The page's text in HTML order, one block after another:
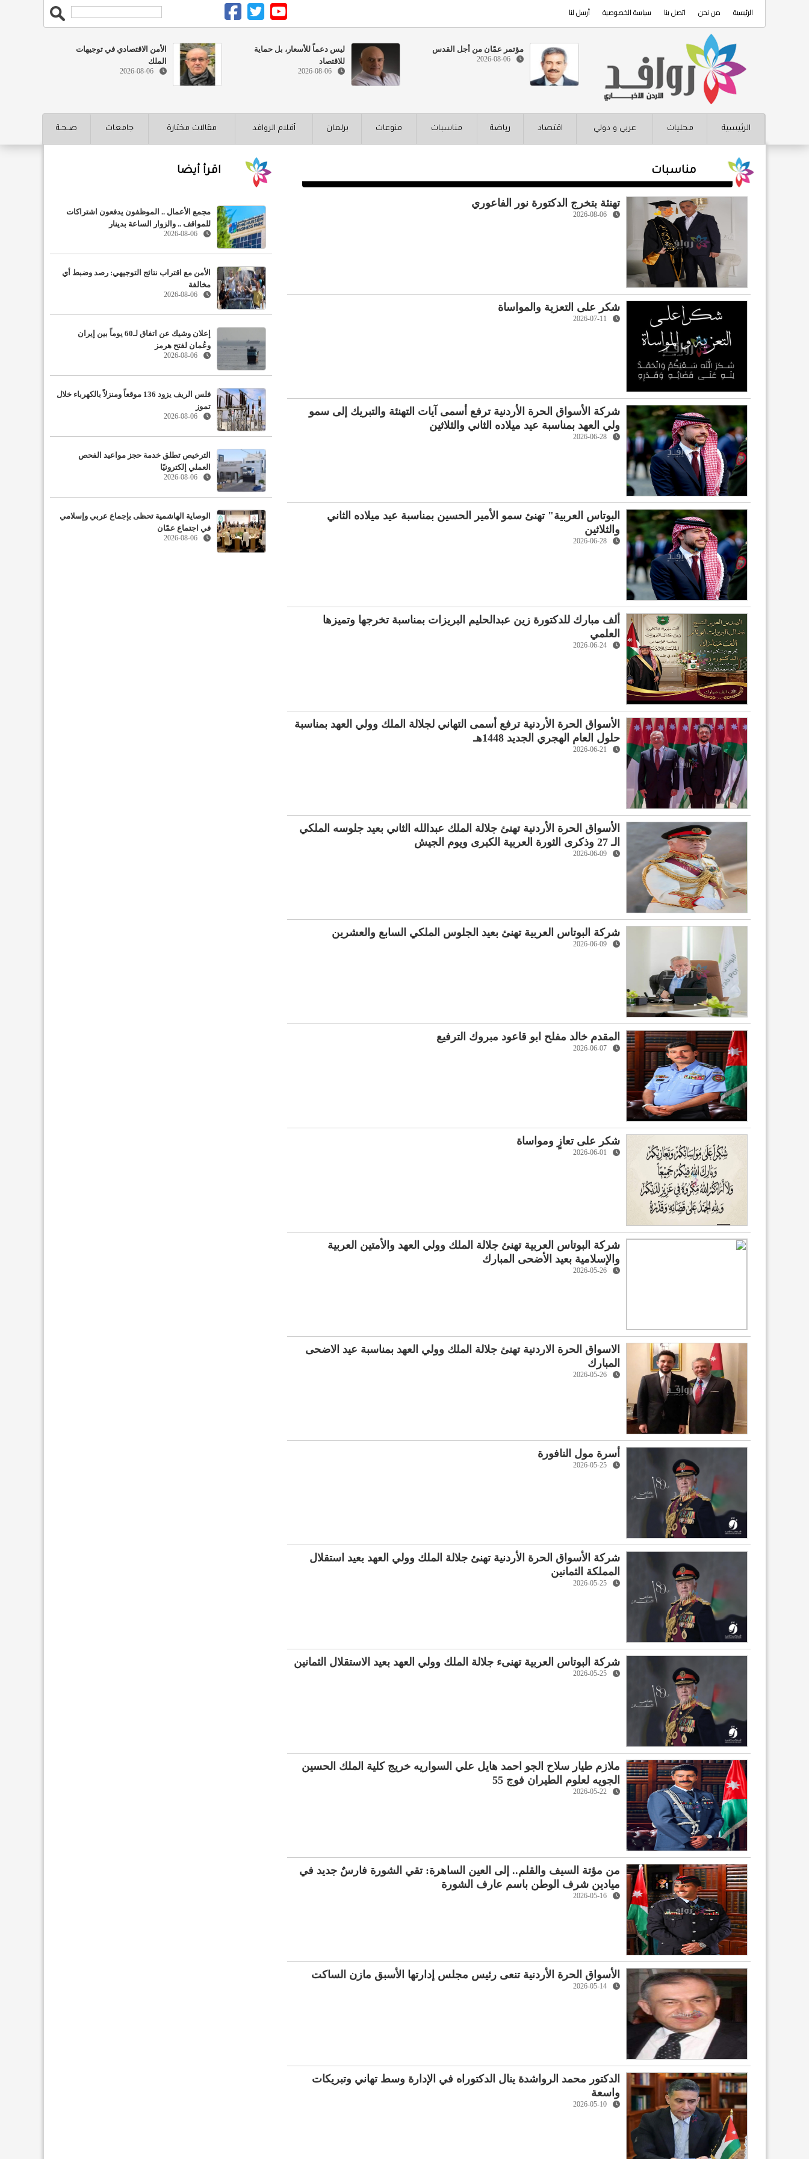
الرئيسية من نحن اتصل بنا سياسة الخصوصية أرسل لنا
مؤتمر عمّان من أجل القدس
2026-08-06
ليس دعماً للأسعار، بل حماية
للاقتصاد
2026-08-06
الأمن الاقتصادي في توجيهات
الملك
2026-08-06
الرئيسية محليات عربي و دولي اقتصاد رياضة مناسبات منوعات برلمان أقلام الروافد مقالات مختارة جامعات صـحـة
مناسبات
تهنئة بتخرج الدكتورة نور الفاعوري
2026-08-06
شكر على التعزية والمواساة
2026-07-11
شركة الأسواق الحرة الأردنية ترفع أسمى آيات التهنئة والتبريك إلى سمو
ولي العهد بمناسبة عيد ميلاده الثاني والثلاثين
2026-06-28
البوتاس العربية" تهنئ سمو الأمير الحسين بمناسبة عيد ميلاده الثاني
والثلاثين
2026-06-28
ألف مبارك للدكتورة زين عبدالحليم البريزات بمناسبة تخرجها وتميزها
العلمي
2026-06-24
الأسواق الحرة الأردنية ترفع أسمى التهاني لجلالة الملك وولي العهد بمناسبة
حلول العام الهجري الجديد 1448هـ
2026-06-21
الأسواق الحرة الأردنية تهنئ جلالة الملك عبدالله الثاني بعيد جلوسه الملكي
الـ 27 وذكرى الثورة العربية الكبرى ويوم الجيش
2026-06-09
شركة البوتاس العربية تهنئ بعيد الجلوس الملكي السابع والعشرين
2026-06-09
المقدم خالد مفلح ابو قاعود مبروك الترفيع
2026-06-07
شكر على تعازٍ ومواساة
2026-06-01
شركة البوتاس العربية تهنئ جلالة الملك وولي العهد والأمتين العربية
والإسلامية بعيد الأضحى المبارك
2026-05-26
الاسواق الحرة الاردنية تهنئ جلالة الملك وولي العهد بمناسبة عيد الاضحى
المبارك
2026-05-26
أسرة مول النافورة
2026-05-25
شركة الأسواق الحرة الأردنية تهنئ جلالة الملك وولي العهد بعيد استقلال
المملكة الثمانين
2026-05-25
شركة البوتاس العربية تهنىء جلالة الملك وولي العهد بعيد الاستقلال الثمانين
2026-05-25
ملازم طيار سلاح الجو احمد هايل علي السواريه خريج كلية الملك الحسين
الجويه لعلوم الطيران فوج 55
2026-05-22
من مؤتة السيف والقلم.. إلى العين الساهرة: تقي الشورة فارسٌ جديد في
ميادين شرف الوطن باسم عارف الشورة
2026-05-16
الأسواق الحرة الأردنية تنعى رئيس مجلس إدارتها الأسبق مازن الساكت
2026-05-14
الدكتور محمد الرواشدة ينال الدكتوراه في الإدارة وسط تهاني وتبريكات
واسعة
2026-05-10
اقرأ أيضا
مجمع الأعمال .. الموظفون يدفعون اشتراكات
للمواقف .. والزوار الساعة بدينار
2026-08-06
الأمن مع اقتراب نتائج التوجيهي: رصد وضبط أي
مخالفة
2026-08-06
إعلان وشيك عن اتفاق لـ60 يوماً بين إيران
وعُمان لفتح هرمز
2026-08-06
فلس الريف يزود 136 موقعاً ومنزلاً بالكهرباء خلال
تموز
2026-08-06
الترخيص تطلق خدمة حجز مواعيد الفحص
العملي إلكترونيًا
2026-08-06
الوصاية الهاشمية تحظى بإجماع عربي وإسلامي
في اجتماع عمّان
2026-08-06